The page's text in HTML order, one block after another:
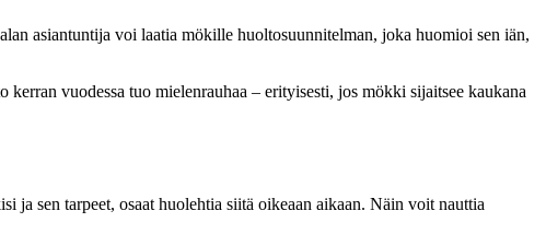
asiantuntija voi laatia mökille huoltosuunnitelman, joka huomioi sen iän,
vuodessa tuo mielenrauhaa – erityisesti, jos mökki sijaitsee kaukana
sen tarpeet, osaat huolehtia siitä oikeaan aikaan. Näin voit nauttia